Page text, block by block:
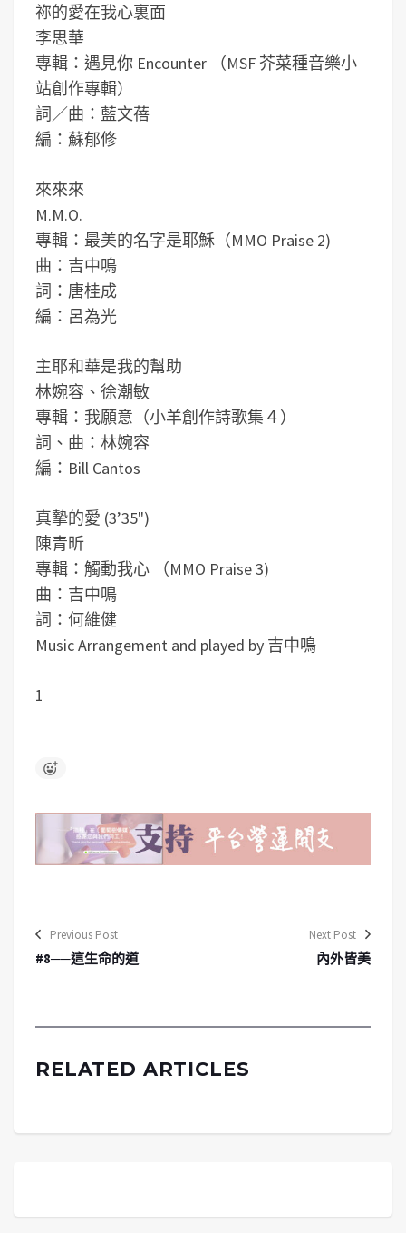
祢的愛在我心裏面
李思華
專輯：遇見你 Encounter （MSF 芥菜種音樂小
站創作專輯）
詞／曲：藍文蓓
編：蘇郁修
來來來
M.M.O.
專輯：最美的名字是耶穌（MMO Praise 2)
曲：吉中鳴
詞：唐桂成
編：呂為光
主耶和華是我的幫助
林婉容、徐潮敏
專輯：我願意（小羊創作詩歌集４）
詞、曲：林婉容
編：Bill Cantos
真摯的愛 (3’35")
陳青昕
專輯：觸動我心 （MMO Praise 3)
曲：吉中鳴
詞：何維健
Music Arrangement and played by 吉中鳴
1
Previous Post
#8──這生命的道
Next Post
內外皆美
RELATED ARTICLES